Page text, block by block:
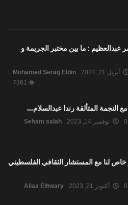
عبدالعظيم : ما بين مختبر الجريمة و
Mohamed Serag Eldin أبريل 21, 2024
النجمة المتألقة رندا عبدالسلام...
Seham salah نوفمبر 14, 2023
لنا مع المستشار الثقافي الفلسطيني
Aliaa Elhwary أكتوبر 21, 2023